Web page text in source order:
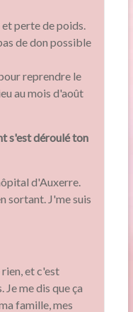
perte de poids.
de don possible
reprendre le
au mois d'août
s'est déroulé ton
d'Auxerre.
sortant. J'me suis
rien, et c'est
Je me dis que ça
famille, mes